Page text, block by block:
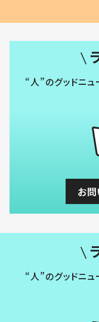
“人”のグッドニュ
お
“人”のグッドニュ